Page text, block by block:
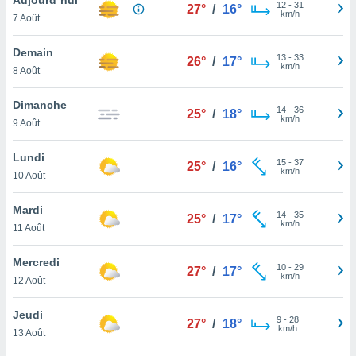
et
»,
au
vous
qu'ils
ou
le
ainsi
un
la
du
7 Août
27° / 16° 12- 31
km/h
Demain
8 Août
26° / 17° 13- 33
km/h
Dimanche
9 Août
25° / 18° 14- 36
km/h
Lundi
10 Août
25° / 16° 15- 37
km/h
Mardi
11 Août
25° / 17° 14- 35
km/h
Mercredi
12 Août
27° / 17° 10- 29
km/h
Jeudi
13 Août
27° / 18° 9- 28
km/h